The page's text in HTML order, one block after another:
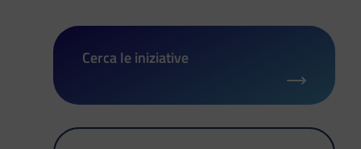
Cerca le iniziative